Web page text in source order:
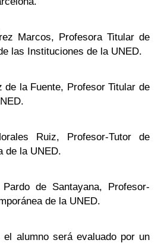
Marcos, Profesora Titular de
las Instituciones de la UNED.
de la Fuente, Profesor Titular de
Ruiz, Profesor-Tutor de
de la UNED.
de Santayana, Profesor-
de la UNED.
alumno será evaluado por un